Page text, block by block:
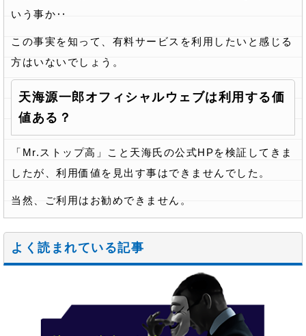
いう事か‥
この事実を知って、有料サービスを利用したいと感じる
方はいないでしょう。
天海源一郎オフィシャルウェブは利用する価
値ある？
「Mr.ストップ高」こと天海氏の公式HPを検証してきま
したが、利用価値を見出す事はできませんでした。
当然、ご利用はお勧めできません。
よく読まれている記事